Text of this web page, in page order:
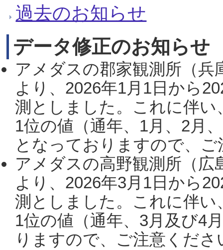
過去のお知らせ
データ修正のお知らせ
アメダスの郡家観測所（
より、2026年1月1日から
測としました。これに伴い
1位の値（通年、1月、2月
となっておりますので、
アメダスの高野観測所（
より、2026年3月1日から
測としました。これに伴い
1位の値（通年、3月及び4
りますので、ご注意くだ